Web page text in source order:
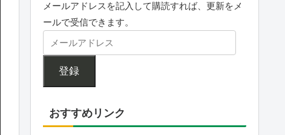
メールアドレスを記入して購読すれば、更新をメ
ールで受信できます。
登録
おすすめリンク